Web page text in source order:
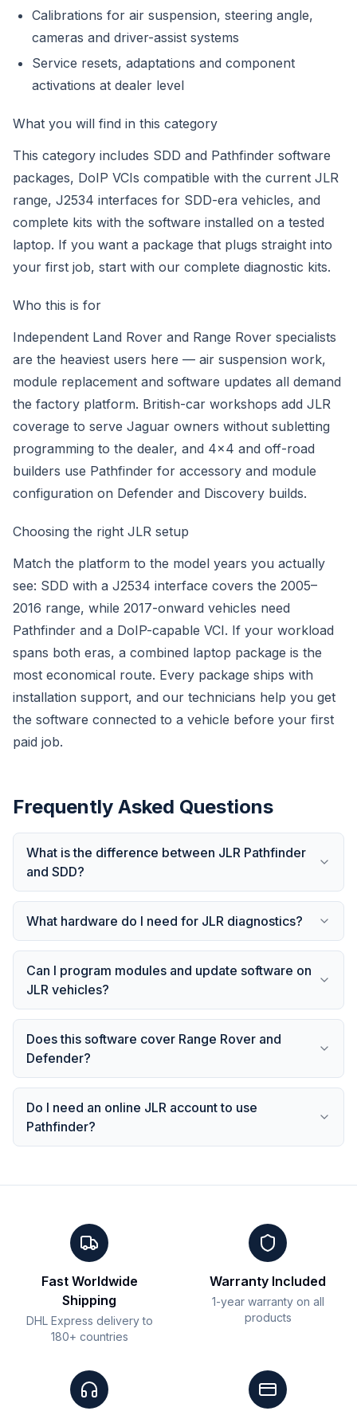
Calibrations for air suspension, steering angle,
cameras and driver-assist systems
Service resets, adaptations and component
activations at dealer level
What you will find in this category
This category includes SDD and Pathfinder software
packages, DoIP VCIs compatible with the current JLR
range, J2534 interfaces for SDD-era vehicles, and
complete kits with the software installed on a tested
laptop. If you want a package that plugs straight into
your first job, start with our complete diagnostic kits.
Who this is for
Independent Land Rover and Range Rover specialists
are the heaviest users here — air suspension work,
module replacement and software updates all demand
the factory platform. British-car workshops add JLR
coverage to serve Jaguar owners without subletting
programming to the dealer, and 4x4 and off-road
builders use Pathfinder for accessory and module
configuration on Defender and Discovery builds.
Choosing the right JLR setup
Match the platform to the model years you actually
see: SDD with a J2534 interface covers the 2005–
2016 range, while 2017-onward vehicles need
Pathfinder and a DoIP-capable VCI. If your workload
spans both eras, a combined laptop package is the
most economical route. Every package ships with
installation support, and our technicians help you get
the software connected to a vehicle before your first
paid job.
Frequently Asked Questions
What is the difference between JLR Pathfinder
and SDD?
What hardware do I need for JLR diagnostics?
Can I program modules and update software on
JLR vehicles?
Does this software cover Range Rover and
Defender?
Do I need an online JLR account to use
Pathfinder?
Fast Worldwide
Shipping
DHL Express delivery to
180+ countries
Warranty Included
1-year warranty on all
products